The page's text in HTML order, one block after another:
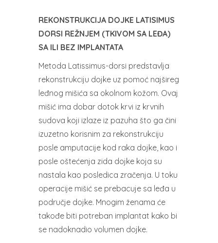
REKONSTRUKCIJA DOJKE LATISIMUS
DORSI REŽNJEM (TKIVOM SA LEĐA)
SA ILI BEZ IMPLANTATA
Metoda Latissimus-dorsi predstavlja
rekonstrukciju dojke uz pomoć najšireg
leđnog mišića sa okolnom kožom. Ovaj
mišić ima dobar dotok krvi iz krvnih
sudova koji izlaze iz pazuha što ga čini
izuzetno korisnim za rekonstrukciju
posle amputacije kod raka dojke, kao i
posle oštećenja zida dojke koja su
nastala kao posledica zračenja. U toku
operacije mišić se prebacuje sa leđa u
područje dojke. Mnogim ženama će
takođe biti potreban implantat kako bi
se nadoknadio volumen dojke.